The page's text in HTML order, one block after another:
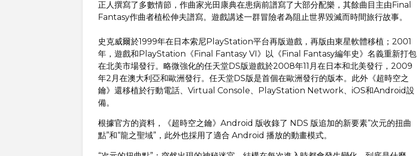
正人撰寫了多數情節，作曲家光田康典在患病前譜寫了大部分配樂，其餘曲目主由Final
Fantasy作曲者植松伸夫譜寫。遊戲講述一群冒險者為阻止世界毀滅而時間旅行故事。
史克威爾於1999年在日本索尼PlayStation平台再版遊戲，再版由東星軟體移植；2001
年，遊戲和PlayStation《Final Fantasy VI》以《Final Fantasy編年史》名義重新打包
在北美市場發行。略微強化的任天堂DS版遊戲於2008年11月在日本和北美發行，2009
年2月在澳大利亞和歐洲發行。任天堂DS版是首個在歐洲發行的版本。此外《超時空之
鑰》還移植於行動電話、Virtual Console、PlayStation Network、iOS和Android設
備。
根據官方的資料，《超時空之鑰》Android 版收錄了 NDS 版追加的新要素“次元的扭曲
點”和“龍之聖域”，此外也採用了適合 Android 播放的動畫模式。